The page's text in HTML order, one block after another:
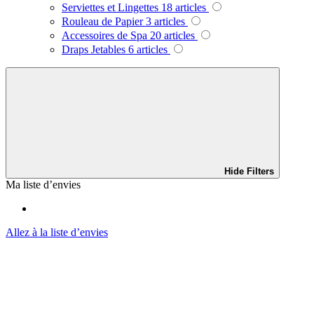
Serviettes et Lingettes 18 articles
Rouleau de Papier 3 articles
Accessoires de Spa 20 articles
Draps Jetables 6 articles
Hide Filters
Ma liste d’envies
Allez à la liste d’envies